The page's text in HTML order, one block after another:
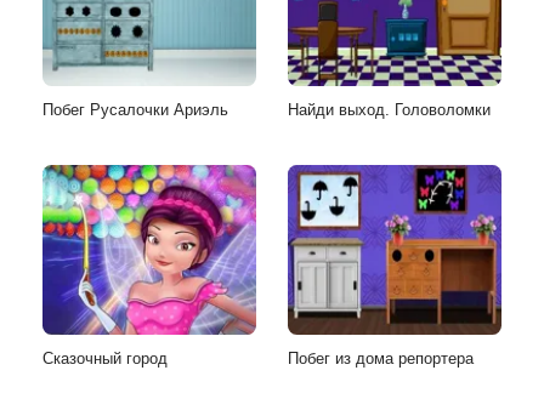
Побег Русалочки Ариэль Найди выход. Головоломки
Сказочный город Побег из дома репортера